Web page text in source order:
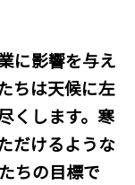
に影響を与え
ちは天候に左
くします。寒
だけるような
ちの目標で